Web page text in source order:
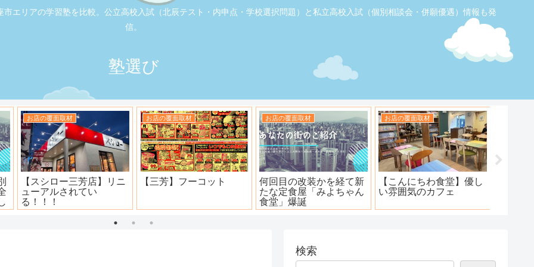
エリアの学習塾を比較。公立高校入試（北辰テスト・内申点・学校選択問題）と私立高校入試（個別相談会・併願優遇）情報も発
信。
塾選び
お店の覆面取材
大衆焼肉ホール ニュー宝
島
お店の覆面取材
地元本格寿司屋。おり
お店の覆面取材
【ふじみ野】素敵なステ
ーキ！ワンダーステー
キ！
お店の覆面取材
ハンバーグ工房 川越新河
岸店
検索